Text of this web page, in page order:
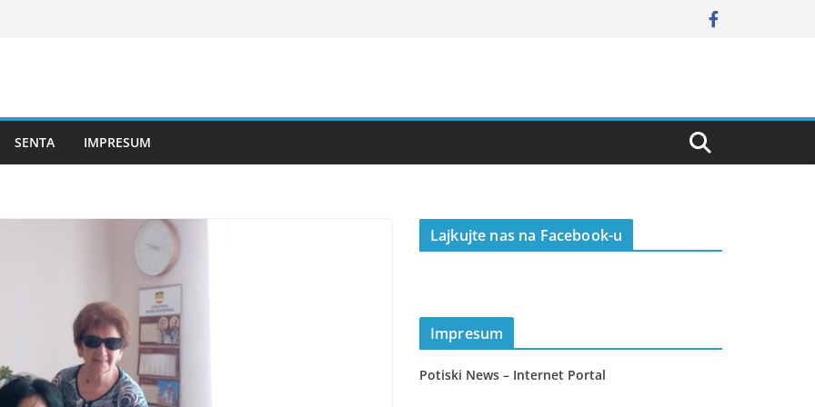
SENTA IMPRESUM
Lajkujte nas na Facebook-u
Impresum
Potiski News – Internet Portal